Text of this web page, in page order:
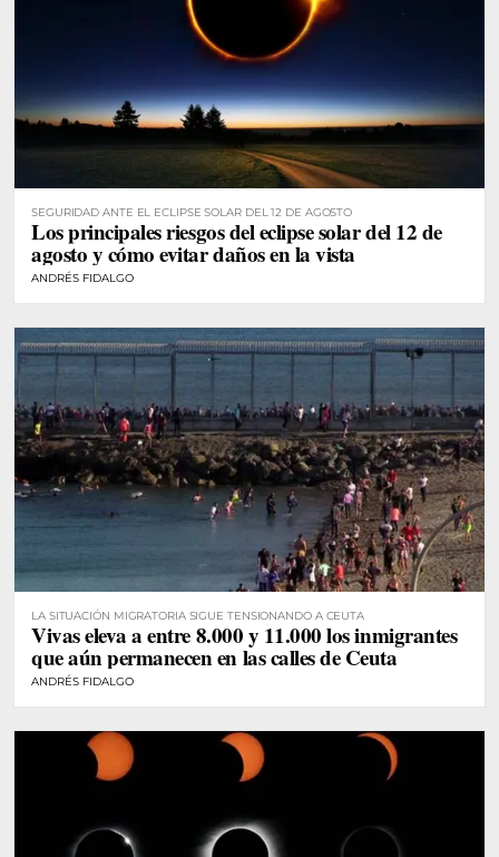
SEGURIDAD ANTE EL ECLIPSE SOLAR DEL 12 DE AGOSTO
Los principales riesgos del eclipse solar del 12 de
agosto y cómo evitar daños en la vista
ANDRÉS FIDALGO
LA SITUACIÓN MIGRATORIA SIGUE TENSIONANDO A CEUTA
Vivas eleva a entre 8.000 y 11.000 los inmigrantes
que aún permanecen en las calles de Ceuta
ANDRÉS FIDALGO